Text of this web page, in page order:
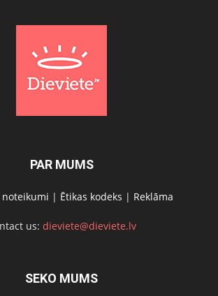
PAR MUMS
noteikumi | Ētikas kodeks | Reklāma
us: dieviete@dieviete.lv
SEKO MUMS